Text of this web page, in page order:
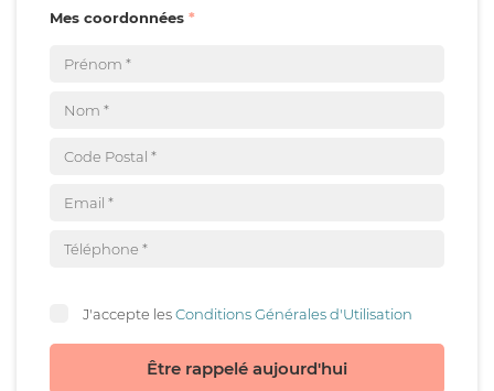
Mes coordonnées
J'accepte lesConditions Générales d'Utilisation
Être rappelé aujourd'hui